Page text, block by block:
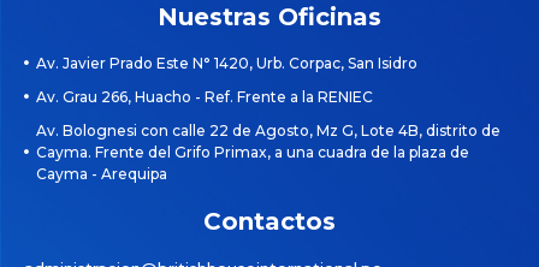
Nuestras Oficinas
Av. Javier Prado Este N° 1420, Urb. Corpac, San Isidro
Av. Grau 266, Huacho - Ref. Frente a la RENIEC
Av. Bolognesi con calle 22 de Agosto, Mz G, Lote 4B, distrito de
Cayma. Frente del Grifo Primax, a una cuadra de la plaza de
Cayma - Arequipa
Contactos